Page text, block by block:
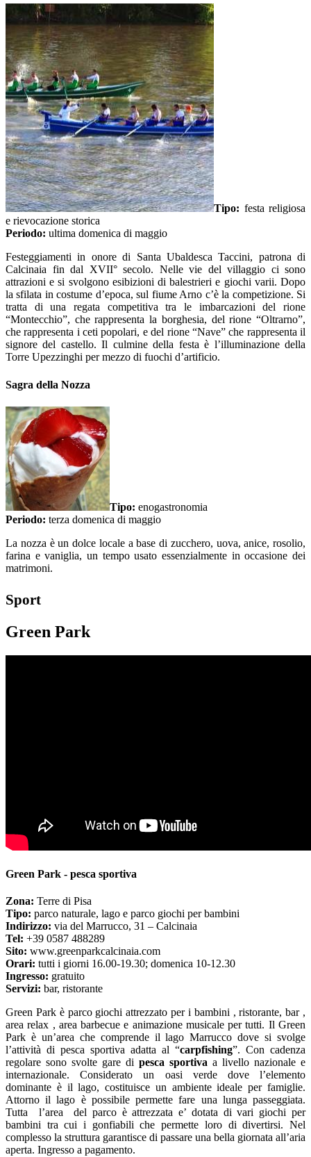
Tipo: festa religiosa
e rievocazione storica
Periodo: ultima domenica di maggio
Festeggiamenti in onore di Santa Ubaldesca Taccini, patrona di
Calcinaia fin dal XVII° secolo. Nelle vie del villaggio ci sono
attrazioni e si svolgono esibizioni di balestrieri e giochi varii. Dopo
la sfilata in costume d’epoca, sul fiume Arno c’è la competizione. Si
tratta di una regata competitiva tra le imbarcazioni del rione
“Montecchio”, che rappresenta la borghesia, del rione “Oltrarno”,
che rappresenta i ceti popolari, e del rione “Nave” che rappresenta il
signore del castello. Il culmine della festa è l’illuminazione della
Torre Upezzinghi per mezzo di fuochi d’artificio.
Sagra della Nozza
Tipo: enogastronomia
Periodo: terza domenica di maggio
La nozza è un dolce locale a base di zucchero, uova, anice, rosolio,
farina e vaniglia, un tempo usato essenzialmente in occasione dei
matrimoni.
Sport
Green Park
Green Park - pesca sportiva
Zona: Terre di Pisa
Tipo: parco naturale, lago e parco giochi per bambini
Indirizzo: via del Marrucco, 31 – Calcinaia
Tel: +39 0587 488289
Sito: www.greenparkcalcinaia.com
Orari: tutti i giorni 16.00-19.30; domenica 10-12.30
Ingresso: gratuito
Servizi: bar, ristorante
Green Park è parco giochi attrezzato per i bambini , ristorante, bar ,
area relax , area barbecue e animazione musicale per tutti. Il Green
Park è un’area che comprende il lago Marrucco dove si svolge
l’attività di pesca sportiva adatta al “carpfishing”. Con cadenza
regolare sono svolte gare di pesca sportiva a livello nazionale e
internazionale. Considerato un oasi verde dove l’elemento
dominante è il lago, costituisce un ambiente ideale per famiglie.
Attorno il lago è possibile permette fare una lunga passeggiata.
Tutta l’area del parco è attrezzata e’ dotata di vari giochi per
bambini tra cui i gonfiabili che permette loro di divertirsi. Nel
complesso la struttura garantisce di passare una bella giornata all’aria
aperta. Ingresso a pagamento.